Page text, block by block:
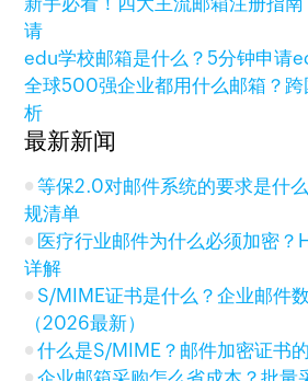
请
edu学校邮箱是什么？5分钟申请
全球500强企业都用什么邮箱？跨
析
最新新闻
等保2.0对邮件系统的要求是什
规清单
医疗行业邮件为什么必须加密？
详解
S/MIME证书是什么？企业邮件
（2026最新）
什么是S/MIME？邮件加密证书